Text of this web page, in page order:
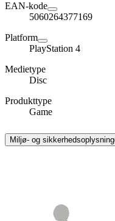
EAN-kode
5060264377169
Platform
PlayStation 4
Medietype
Disc
Produkttype
Game
Miljø- og